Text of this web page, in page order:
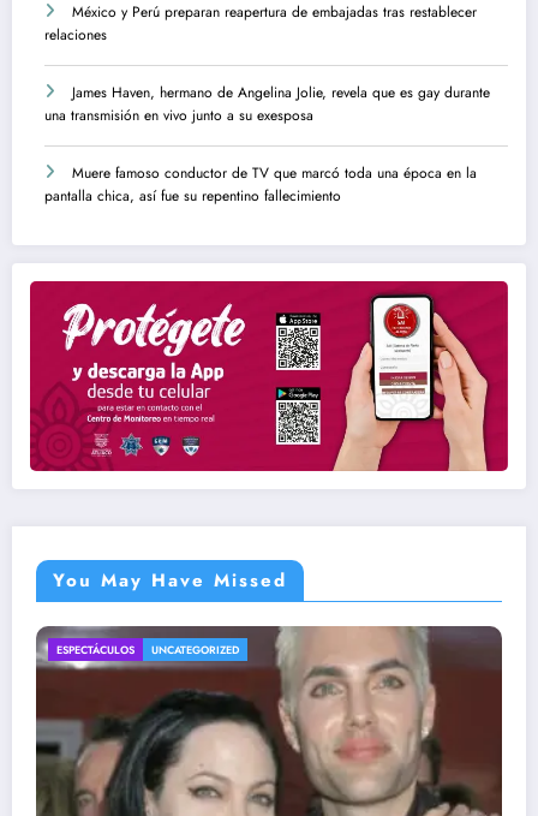
México y Perú preparan reapertura de embajadas tras restablecer
relaciones
James Haven, hermano de Angelina Jolie, revela que es gay durante
una transmisión en vivo junto a su exesposa
Muere famoso conductor de TV que marcó toda una época en la
pantalla chica, así fue su repentino fallecimiento
You May Have Missed
ENTRETENIMIENTO UNCATEGORIZED